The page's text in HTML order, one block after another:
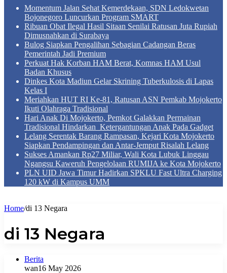
Momentum Jalan Sehat Kemerdekaan, SDN Ledokwetan
Bojonegoro Luncurkan Program SMART
Ribuan Obat Ilegal Hasil Sitaan Senilai Ratusan Juta Rupiah
Dimusnahkan di Surabaya
Bulog Siapkan Pengalihan Sebagian Cadangan Beras
Pemerintah Jadi Premium
Perkuat Hak Korban HAM Berat, Komnas HAM Usul
Badan Khusus
Dinkes Kota Madiun Gelar Skrining Tuberkulosis di Lapas
Kelas I
Meriahkan HUT RI Ke-81, Ratusan ASN Pemkab Mojokerto
Ikuti Olahraga Tradisional
Hari Anak Di Mojokerto, Pemkot Galakkan Permainan
Tradisional Hindarkan Ketergantungan Anak Pada Gadget
Lelang Serentak Barang Rampasan, Kejari Kota Mojokerto
Siapkan Pendampingan dan Antar-Jemput Risalah Lelang
Sukses Amankan Rp27 Miliar, Wali Kota Lubuk Linggau
Ngangsu Kaweruh Pengelolaan RUMIJA ke Kota Mojokerto
PLN UID Jawa Timur Hadirkan SPKLU Fast Ultra Charging
120 kW di Kampus UMM
Home/di 13 Negara
di 13 Negara
Berita
wan16 May 2026